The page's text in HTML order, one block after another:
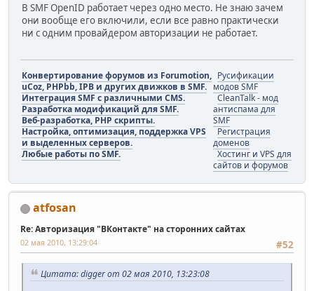
В SMF OpenID работает через одно место. Не знаю зачем
они вообще его включили, если все равно практически
ни с одним провайдером авторизации не работает.
Конвертирование форумов из Forumotion,
uCoz, PHPbb, IPB и других движков в SMF.
Интеграция SMF с различными CMS.
Разработка модификаций для SMF.
Веб-разработка, PHP скрипты.
Настройка, оптимизация, поддержка VPS
и выделенных серверов.
Любые работы по SMF.
Русификации
модов SMF
CleanTalk - мод
антиспама для
SMF
Регистрация
доменов
Хостинг и VPS для
сайтов и форумов
atfosan
Re: Авторизация "ВКонтакте" на сторонних сайтах
#52
02 мая 2010, 13:29:04
Цитата: digger от 02 мая 2010, 13:23:08